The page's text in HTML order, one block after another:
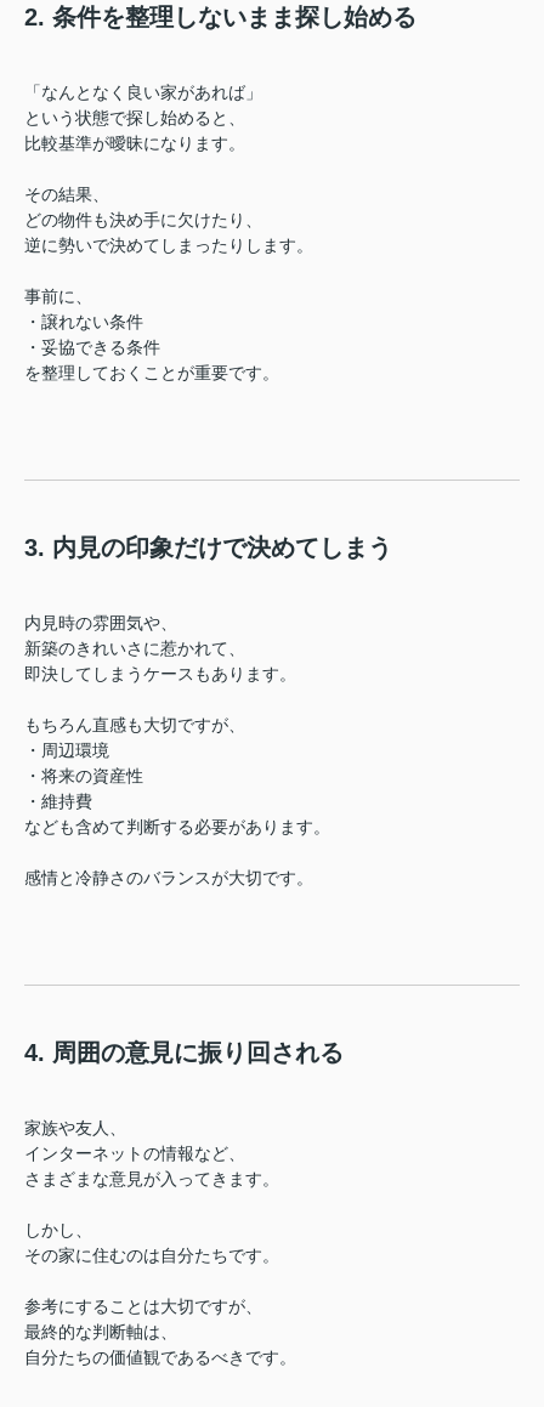
2. 条件を整理しないまま探し始める
「なんとなく良い家があれば」
という状態で探し始めると、
比較基準が曖昧になります。
その結果、
どの物件も決め手に欠けたり、
逆に勢いで決めてしまったりします。
事前に、
・譲れない条件
・妥協できる条件
を整理しておくことが重要です。
3. 内見の印象だけで決めてしまう
内見時の雰囲気や、
新築のきれいさに惹かれて、
即決してしまうケースもあります。
もちろん直感も大切ですが、
・周辺環境
・将来の資産性
・維持費
なども含めて判断する必要があります。
感情と冷静さのバランスが大切です。
4. 周囲の意見に振り回される
家族や友人、
インターネットの情報など、
さまざまな意見が入ってきます。
しかし、
その家に住むのは自分たちです。
参考にすることは大切ですが、
最終的な判断軸は、
自分たちの価値観であるべきです。